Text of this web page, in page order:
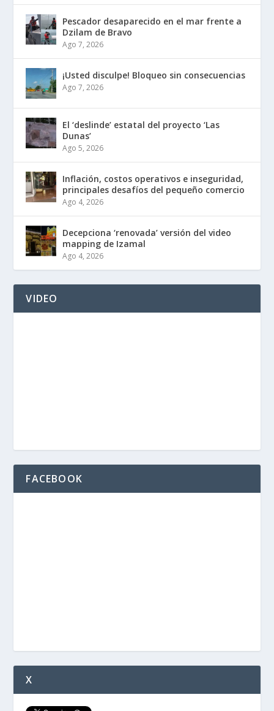
Pescador desaparecido en el mar frente a
Dzilam de Bravo
Ago 7, 2026
¡Usted disculpe! Bloqueo sin consecuencias
Ago 7, 2026
El ‘deslinde’ estatal del proyecto ‘Las
Dunas’
Ago 5, 2026
Inflación, costos operativos e inseguridad,
principales desafíos del pequeño comercio
Ago 4, 2026
Decepciona ‘renovada’ versión del video
mapping de Izamal
Ago 4, 2026
VIDEO
FACEBOOK
X